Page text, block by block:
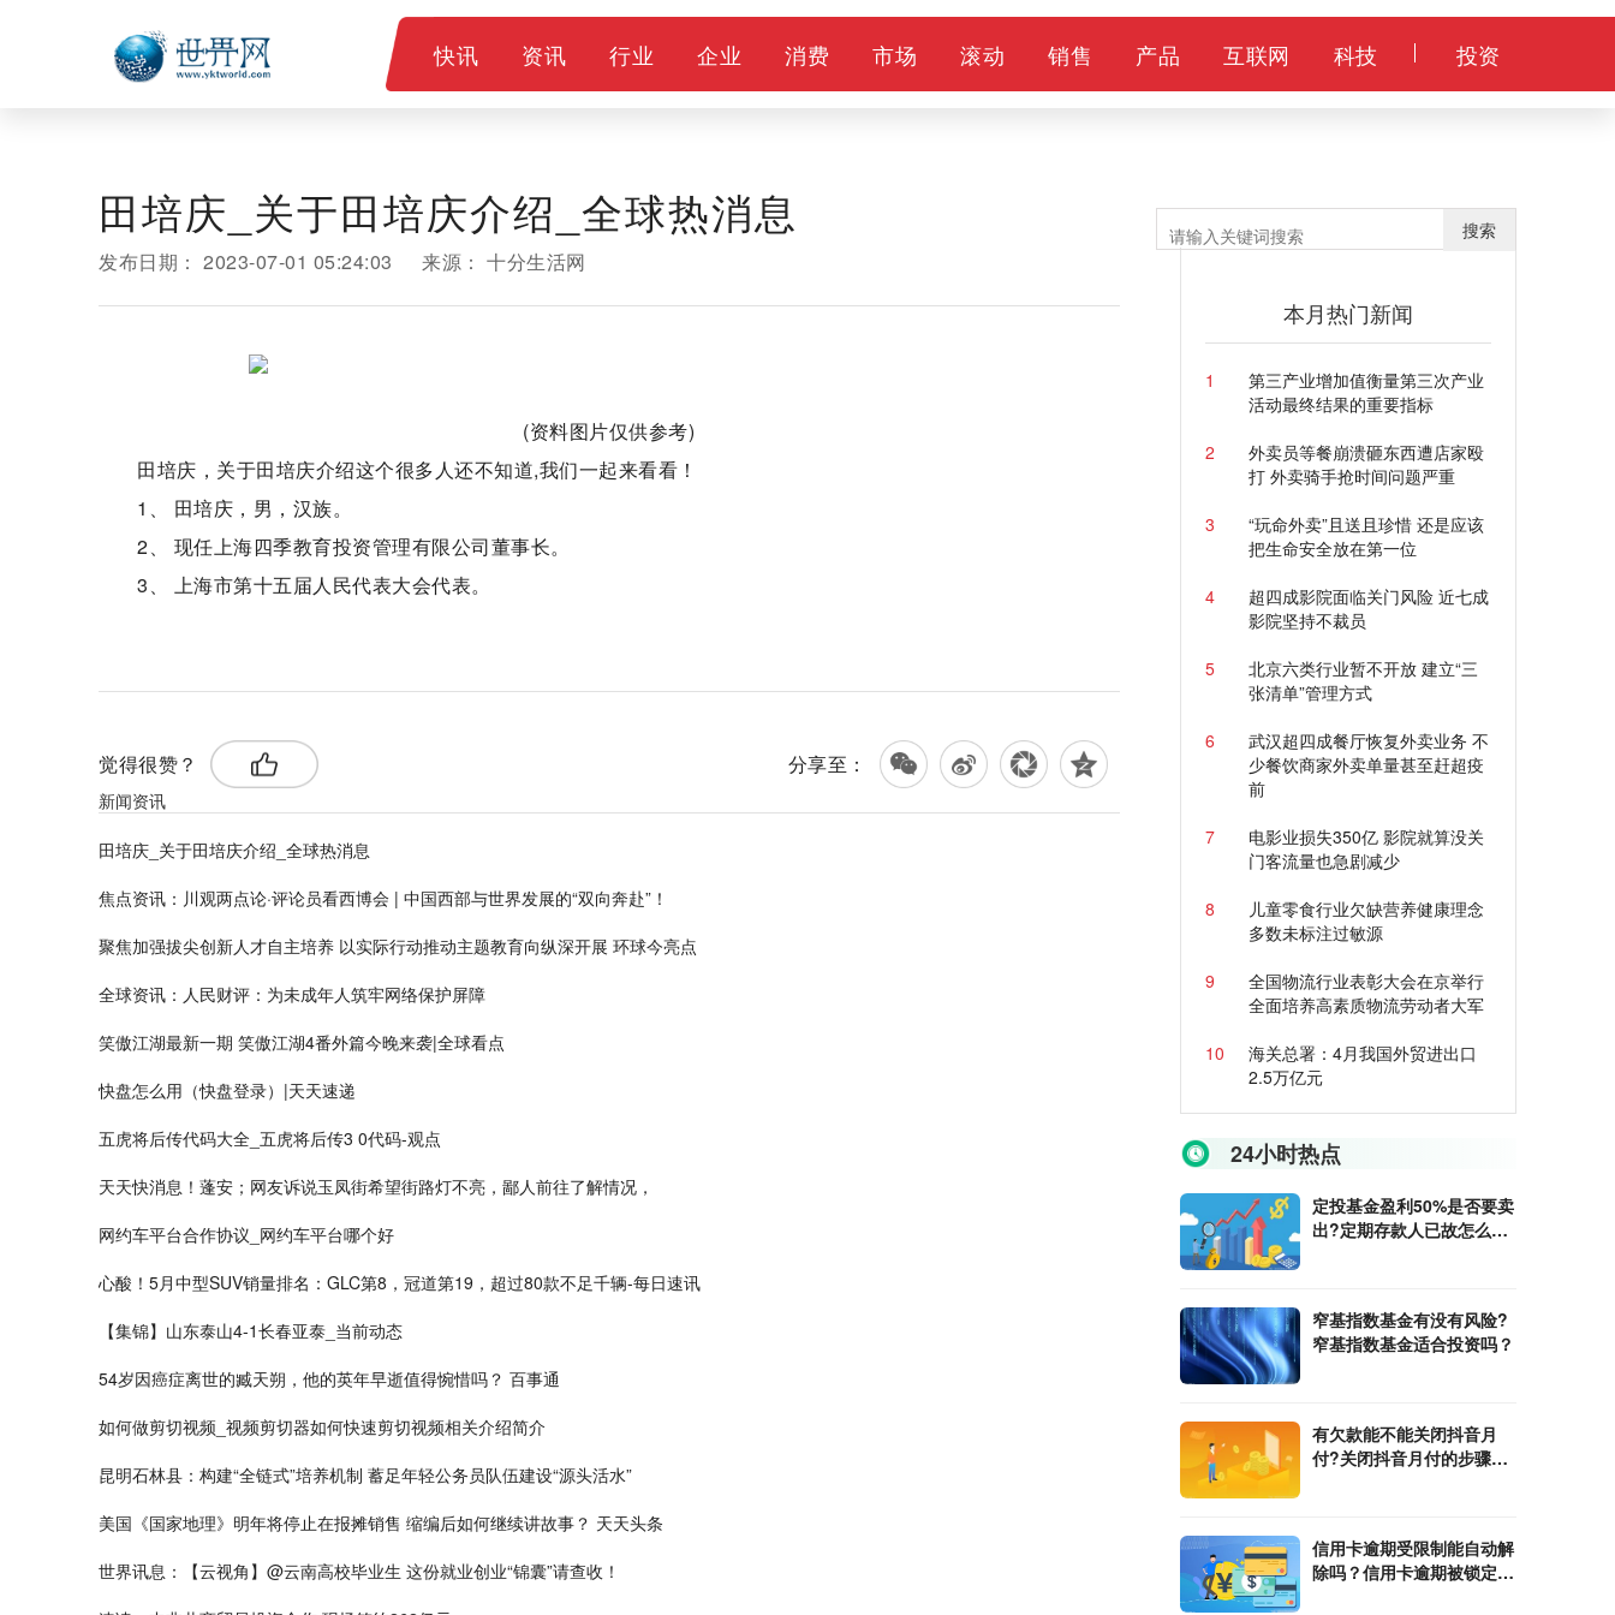
快讯 资讯 行业 企业 消费 市场 滚动 销售 产品 互联网 科技 投资
田培庆_关于田培庆介绍_全球热消息
发布日期： 2023-07-01 05:24:03 来源： 十分生活网
(资料图片仅供参考)
田培庆，关于田培庆介绍这个很多人还不知道,我们一起来看看！
1、 田培庆，男，汉族。
2、 现任上海四季教育投资管理有限公司董事长。
3、 上海市第十五届人民代表大会代表。
觉得很赞？ 分享至：
新闻资讯
田培庆_关于田培庆介绍_全球热消息
焦点资讯：川观两点论·评论员看西博会 | 中国西部与世界发展的“双向奔赴”！
聚焦加强拔尖创新人才自主培养 以实际行动推动主题教育向纵深开展 环球今亮点
全球资讯：人民财评：为未成年人筑牢网络保护屏障
笑傲江湖最新一期 笑傲江湖4番外篇今晚来袭|全球看点
快盘怎么用（快盘登录）|天天速递
五虎将后传代码大全_五虎将后传3 0代码-观点
天天快消息！蓬安；网友诉说玉凤街希望街路灯不亮，鄙人前往了解情况，
网约车平台合作协议_网约车平台哪个好
心酸！5月中型SUV销量排名：GLC第8，冠道第19，超过80款不足千辆-每日速讯
【集锦】山东泰山4-1长春亚泰_当前动态
54岁因癌症离世的臧天朔，他的英年早逝值得惋惜吗？ 百事通
如何做剪切视频_视频剪切器如何快速剪切视频相关介绍简介
昆明石林县：构建“全链式”培养机制 蓄足年轻公务员队伍建设“源头活水”
美国《国家地理》明年将停止在报摊销售 缩编后如何继续讲故事？ 天天头条
世界讯息：【云视角】@云南高校毕业生 这份就业创业“锦囊”请查收！
搜索
本月热门新闻
1
第三产业增加值衡量第三次产业
活动最终结果的重要指标
2
外卖员等餐崩溃砸东西遭店家殴
打 外卖骑手抢时间问题严重
3
“玩命外卖”且送且珍惜 还是应该
把生命安全放在第一位
4
超四成影院面临关门风险 近七成
影院坚持不裁员
5
北京六类行业暂不开放 建立“三
张清单”管理方式
6
武汉超四成餐厅恢复外卖业务 不
少餐饮商家外卖单量甚至赶超疫
前
7
电影业损失350亿 影院就算没关
门客流量也急剧减少
8
儿童零食行业欠缺营养健康理念
多数未标注过敏源
9
全国物流行业表彰大会在京举行
全面培养高素质物流劳动者大军
10
海关总署：4月我国外贸进出口
2.5万亿元
24小时热点
定投基金盈利50%是否要卖
出?定期存款人已故怎么取
窄基指数基金有没有风险?
窄基指数基金适合投资吗？
有欠款能不能关闭抖音月
付?关闭抖音月付的步骤是
信用卡逾期受限制能自动解
除吗？信用卡逾期被锁定怎